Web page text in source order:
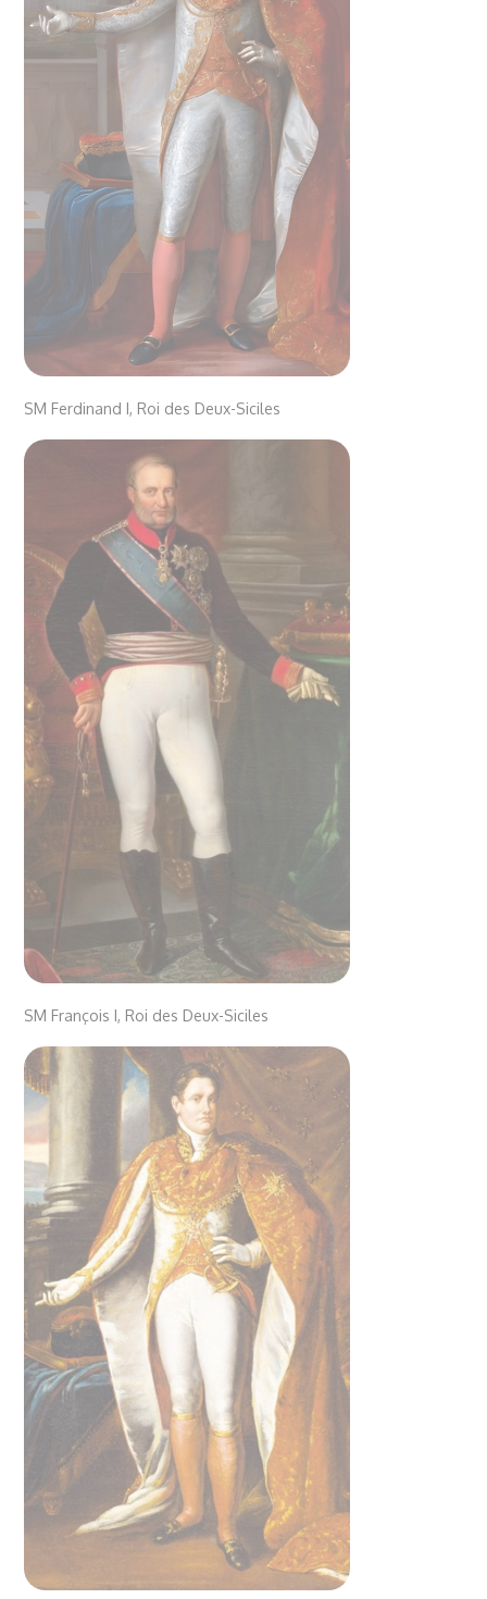
SM Ferdinand I, Roi des Deux-Siciles
SM François I, Roi des Deux-Siciles